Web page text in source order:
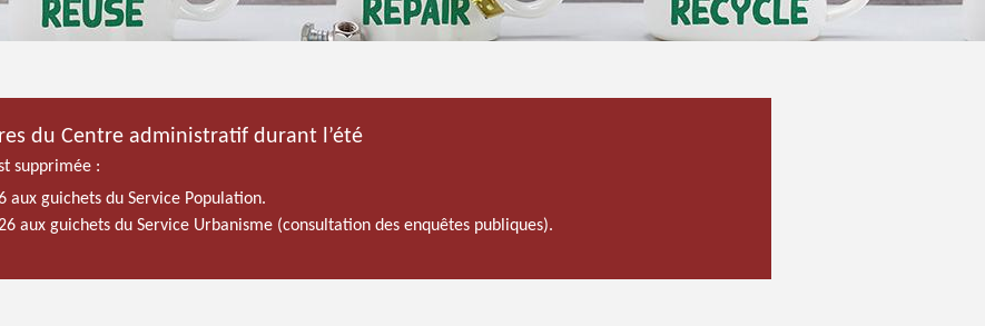
du Centre administratif durant l’été
supprimée :
aux guichets du Service Population.
aux guichets du Service Urbanisme (consultation des enquêtes publiques).